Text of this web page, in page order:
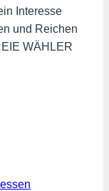
Interesse
und Reichen
WÄHLER